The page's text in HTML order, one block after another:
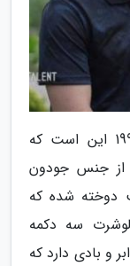
متفاوت ترین ویژگی پولوشرت مردانه 1991 این است که
از جنس جودون
دوخته شده که
سه دکمه
و بادی دارد که